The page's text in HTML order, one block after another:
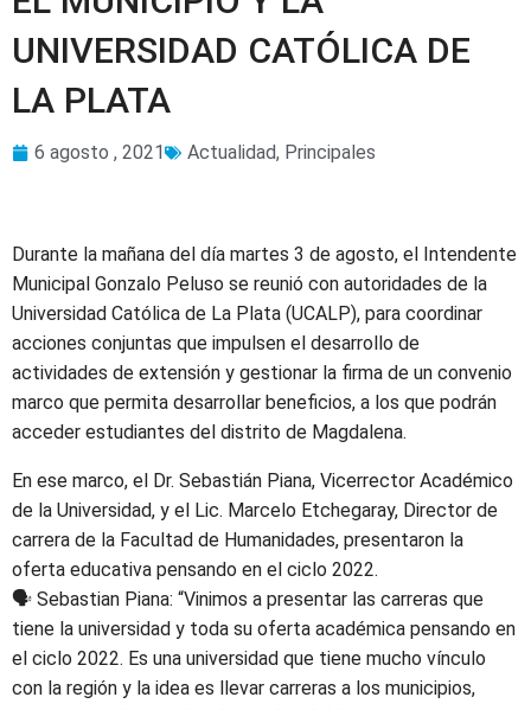
UNIVERSIDAD CATÓLICA DE
LA PLATA
6 agosto , 2021 Actualidad, Principales
Durante la mañana del día martes 3 de agosto, el Intendente
Municipal Gonzalo Peluso se reunió con autoridades de la
Universidad Católica de La Plata (UCALP), para coordinar
acciones conjuntas que impulsen el desarrollo de
actividades de extensión y gestionar la firma de un convenio
marco que permita desarrollar beneficios, a los que podrán
acceder estudiantes del distrito de Magdalena.
En ese marco, el Dr. Sebastián Piana, Vicerrector Académico
de la Universidad, y el Lic. Marcelo Etchegaray, Director de
carrera de la Facultad de Humanidades, presentaron la
oferta educativa pensando en el ciclo 2022.
🗣 Sebastian Piana: “Vinimos a presentar las carreras que
tiene la universidad y toda su oferta académica pensando en
el ciclo 2022. Es una universidad que tiene mucho vínculo
con la región y la idea es llevar carreras a los municipios,